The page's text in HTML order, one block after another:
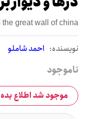
the great wall of china
نويسنده: احمد شاملو
ناموجود
موجود شد اطلاع بده